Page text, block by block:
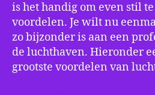
is het handig om even stil
voordelen. Je wilt nu
zo bijzonder is aan een
de luchthaven. Hieronder
grootste voordelen van